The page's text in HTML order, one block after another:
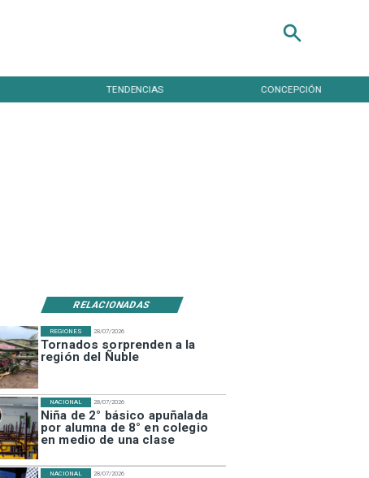
TENDENCIAS CONCEPCIÓN
RELACIONADAS
28/07/2026
Tornados sorprenden a la
región del Ñuble
REGIONES
28/07/2026
Niña de 2° básico apuñalada
por alumna de 8° en colegio
en medio de una clase
NACIONAL
28/07/2026
NACIONAL